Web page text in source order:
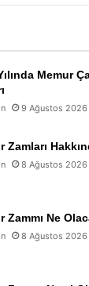
Memur
9 Ağustos 2026
Zamları
8 Ağustos 2026
Zammı Ne
8 Ağustos 2026